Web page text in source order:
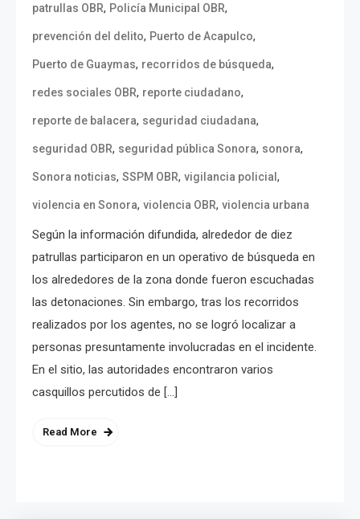
patrullas OBR, Policía Municipal OBR,
prevención del delito, Puerto de Acapulco,
Puerto de Guaymas, recorridos de búsqueda,
redes sociales OBR, reporte ciudadano,
reporte de balacera, seguridad ciudadana,
seguridad OBR, seguridad pública Sonora, sonora,
Sonora noticias, SSPM OBR, vigilancia policial ,
violencia en Sonora, violencia OBR, violencia urbana
Según la información difundida, alrededor de diez
patrullas participaron en un operativo de búsqueda en
los alrededores de la zona donde fueron escuchadas
las detonaciones. Sin embargo, tras los recorridos
realizados por los agentes, no se logró localizar a
personas presuntamente involucradas en el incidente.
En el sitio, las autoridades encontraron varios
casquillos percutidos de […]
Read More